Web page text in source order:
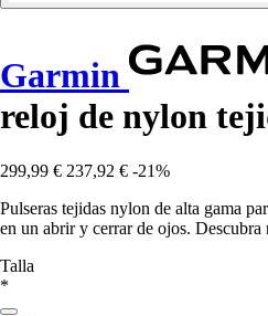
Garmin
reloj de nylon
299,99 € 237,92 € -21%
Pulseras tejidas nylon de alta gama
en un abrir y cerrar de ojos. Descubra
Talla
*